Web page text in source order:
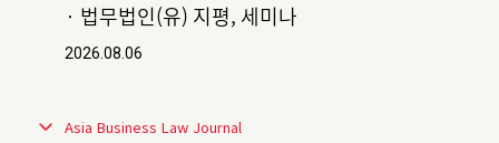
· 법무법인(유) 지평, 세미나
2026.08.06
Asia Business Law Journal